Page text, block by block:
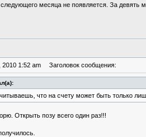
месяца не появляется. За девять
2010 1:52 am Заголовок сообщения:
что на счету может быть только
Открыть позу всего один раз!!!